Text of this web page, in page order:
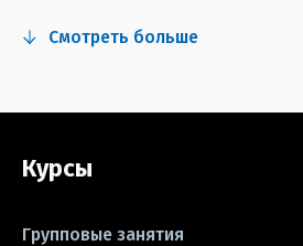
#grammar #writing
#песни
Смотреть больше
Курсы
Групповые занятия